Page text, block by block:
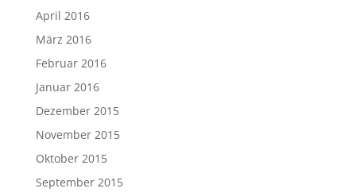
April 2016
März 2016
Februar 2016
Januar 2016
Dezember 2015
November 2015
Oktober 2015
September 2015